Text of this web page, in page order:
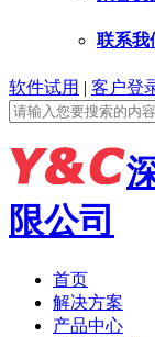
联系我
软件试用 | 客户登
限公司
首页
解决方案
产品中心